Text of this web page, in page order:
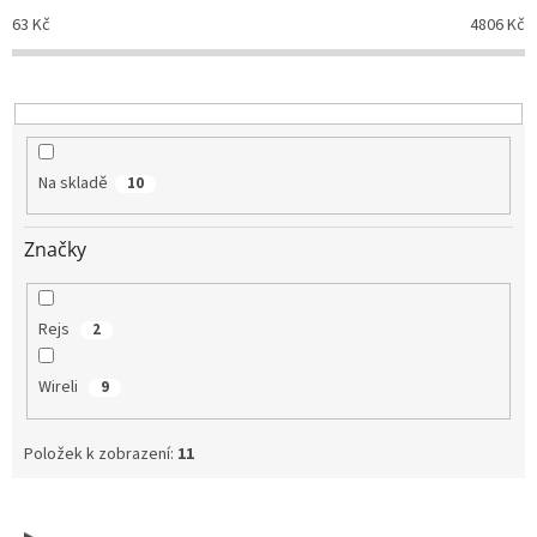
o
d
k
t
63 Kč 4806Kč
Na skladě 10
Značky
Rejs 2
Wireli 9
Položek k zobrazení: 11